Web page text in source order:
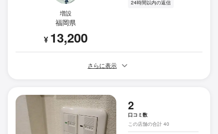
増設
福岡県
¥ 13,200
24時間以内の返信
さらに表示
2
口コミ数
この店舗の合計 40